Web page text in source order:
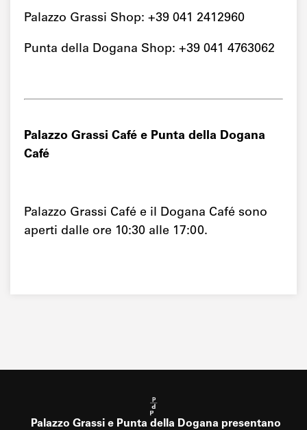
Palazzo Grassi Shop: +39 041 2412960
Punta della Dogana Shop: +39 041 4763062
Palazzo Grassi Café e Punta della Dogana
Café
Palazzo Grassi Café e il Dogana Café sono
aperti dalle ore 10:30 alle 17:00.
Palazzo Grassi e Punta della Dogana presentano